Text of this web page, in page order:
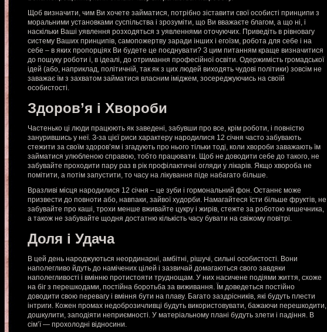
Щоб визначити, чим Ви хочете займатися, потрібно зіставити свої особисті принципи з
моральними установками суспільства і зрозуміти, що Ви вважаєте благом, а що ні, і
наскільки Ваші уявлення розходяться з уявленнями оточуючих. Приведіть в рівновагу
систему Ваших принципів, самопожертву заради інших і егоїзм, робота для себе і на
себе – в яких пропорціях Ви будете це поєднувати? З цим питанням краще визначитися
до пошуку роботи і, в ідеалі, до отримання професійної освіти. Одержимість громадської
ідей (або, наприклад, політичній, так як з цих людей виходять чудові політики) зовсім не
заважає їм з захватом займатися власним іміджем, зосереджуючись на своїй
особистості.
Здоров’я і Хвороби
Частенько ці люди працюють як заведені, забувши про все, крім роботи, і повністю
занурившись у неї. З-за цієї риси характеру народилися 12 січня часто забувають
стежити за своїм здоров’ям і згадують про нього тільки тоді, коли хвороби заважають їм
займатися улюбленою справою, тобто працювати. Щоб не доводити себе до такого, не
забувайте проходити пару раз в рік профілактичні огляди у лікарів. Якщо хвороба не
помітити, а потім запустити, то часу на лікування піде набагато більше.
Вразливі місця народилися 12 січня – це зуби і гормональний фон. Останнє може
призвести до повноти або, навпаки, зайвої худорби. Намагайтеся їсти більше фруктів, не
забувайте про каші, трохи менше вживайте цукру і жирів, стежте за роботою кишечника,
а також не забувайте щодня достатню кількість часу бувати на свіжому повітрі.
Доля і Удача
В цей день народжуються неординарні, амбітні, рішучі, сильні особистості. Вони
наполегливо йдуть до намічених цілей і зазвичай домагаються свого завдяки
наполегливості і вмінню протистояти труднощам. У них насичене подіями життя, схоже
на біг з перешкодами, постійна боротьба за виживання. Їм доведеться постійно
доводити свою перевагу і вміння бути на плаву. Багато заздрісників, які будуть плести
інтриги. Кожен промах недоброзичливці будуть використовувати, бажаючи перешкодити,
дошкулити, заподіяти неприємності. У матеріальному плані будуть злети і падіння. В
сім’ї — прохолодні відносини.